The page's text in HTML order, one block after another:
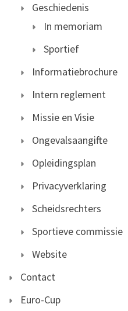
Geschiedenis
In memoriam
Sportief
Informatiebrochure
Intern reglement
Missie en Visie
Ongevalsaangifte
Opleidingsplan
Privacyverklaring
Scheidsrechters
Sportieve commissie
Website
Contact
Euro-Cup